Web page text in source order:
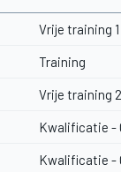
Vrije training 1
Training
Vrije training 2
Kwalificatie -
Kwalificatie -